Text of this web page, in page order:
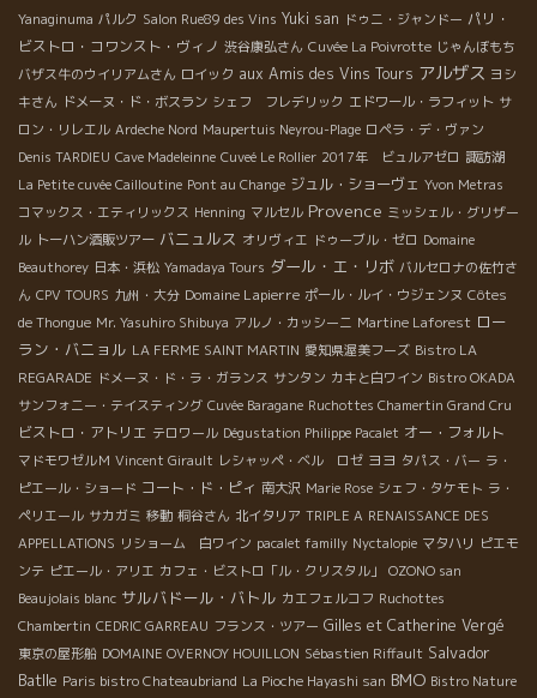
Yanaginuma パルク Salon Rue89 des Vins Yuki san ドゥニ・ジャンドー パリ・
ビストロ・コワンスト・ヴィノ 渋谷康弘さん Cuvée La Poivrotte じゃんぼもち
バザス牛のウイリアムさん ロイック aux Amis des Vins Tours アルザス ヨシ
キさん ドメーヌ・ド・ボスラン シェフ フレデリック エドワール・ラフィット サ
ロン・リレエル Ardeche Nord Maupertuis Neyrou-Plage ロペラ・デ・ヴァン
Denis TARDIEU Cave Madeleinne Cuveé Le Rollier 2017年 ビュルアゼロ 諏訪湖
La Petite cuvée Cailloutine Pont au Change ジュル・ショーヴェ Yvon Metras
コマックス・エティリックス Henning マルセル Provence ミッシェル・グリザー
ル トーハン酒販ツアー バニュルス オリヴィエ ドゥーブル・ゼロ Domaine
Beauthorey 日本・浜松 Yamadaya Tours ダール・エ・リボ バルセロナの佐竹さ
ん CPV TOURS 九州・大分 Domaine Lapierre ポール・ルイ・ウジェンヌ Côtes
de Thongue Mr. Yasuhiro Shibuya アルノ・カッシーニ Martine Laforest ロー
ラン・バニョル LA FERME SAINT MARTIN 愛知県渥美フーズ Bistro LA
REGARADE ドメーヌ・ド・ラ・ガランス サンタン カキと白ワイン Bistro OKADA
サンフォニー・テイスティング Cuvée Baragane Ruchottes Chamertin Grand Cru
ビストロ・アトリエ テロワール Dégustation Philippe Pacalet オー・フォルト
マドモワゼルＭ Vincent Girault レシャッペ・ベル ロゼ ヨヨ タパス・バー ラ・
ピエール・ショード コート・ド・ピィ 南大沢 Marie Rose シェフ・タケモト ラ・
ペリエール サカガミ 移動 桐谷さん 北イタリア TRIPLE A RENAISSANCE DES
APPELLATIONS リショーム 白ワイン pacalet familly Nyctalopie マタハリ ピエモ
ンテ ピエール・アリエ カフェ・ビストロ「ル・クリスタル」
OZONO san
Beaujolais blanc サルバドール・バトル カエフェルコフ Ruchottes
Chambertin CEDRIC GARREAU フランス・ツアー Gilles et Catherine Vergé
東京の屋形船 DOMAINE OVERNOY HOUILLON Sébastien Riffault Salvador
Batlle Paris bistro Chateaubriand La Pioche Hayashi san BMO Bistro Nature